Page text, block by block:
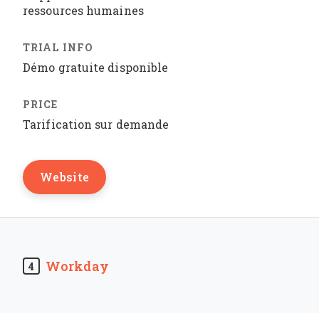
ressources humaines
Démo gratuite disponible
Tarification sur demande
Website
4 Workday